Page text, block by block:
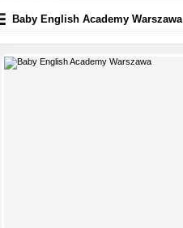
Baby English Academy Warszawa